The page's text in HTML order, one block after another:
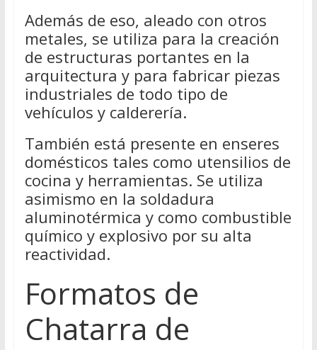
Además de eso, aleado con otros
metales, se utiliza para la creación
de estructuras portantes en la
arquitectura y para fabricar piezas
industriales de todo tipo de
vehículos y calderería.
También está presente en enseres
domésticos tales como utensilios de
cocina y herramientas. Se utiliza
asimismo en la soldadura
aluminotérmica y como combustible
químico y explosivo por su alta
reactividad.
Formatos de
Chatarra de